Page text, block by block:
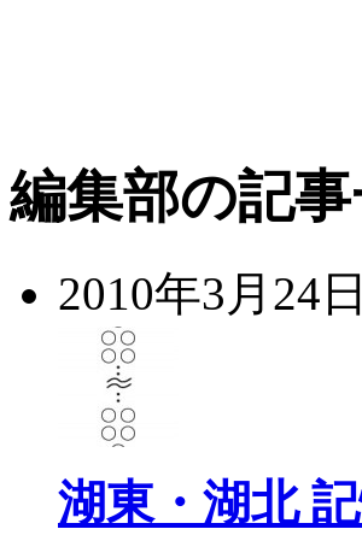
編集部の記
2010年3月24日
湖東・湖北